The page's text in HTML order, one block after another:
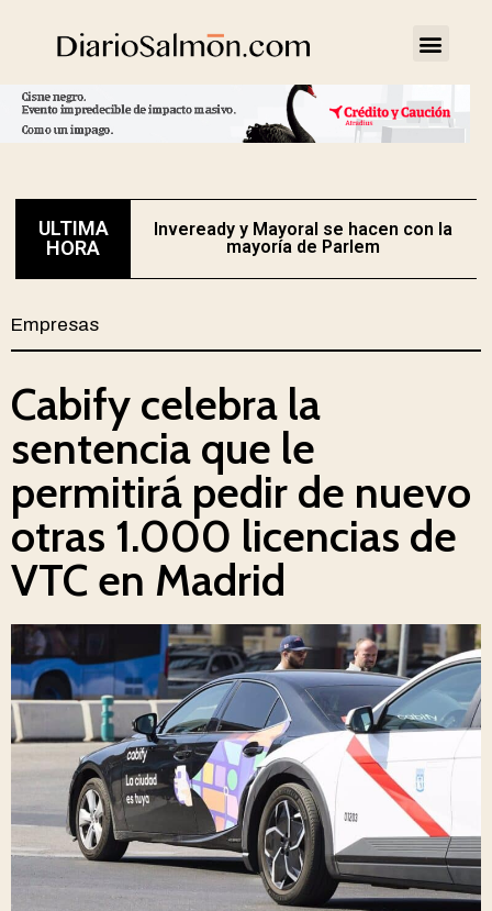
ULTIMA
HORA
Inveready y Mayoral se hacen con la
mayoría de Parlem
Empresas
Cabify celebra la
sentencia que le
permitirá pedir de nuevo
otras 1.000 licencias de
VTC en Madrid